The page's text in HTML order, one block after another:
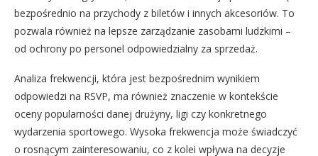
bezpośrednio na przychody z biletów i innych akcesoriów. To
pozwala również na lepsze zarządzanie zasobami ludzkimi –
od ochrony po personel odpowiedzialny za sprzedaż.
Analiza frekwencji, która jest bezpośrednim wynikiem
odpowiedzi na RSVP, ma również znaczenie w kontekście
oceny popularności danej drużyny, ligi czy konkretnego
wydarzenia sportowego. Wysoka frekwencja może świadczyć
o rosnącym zainteresowaniu, co z kolei wpływa na decyzje